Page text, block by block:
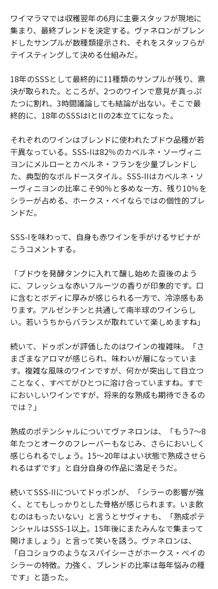
ワイマラマでは収穫翌年の6月に主要スタッフが現地に
集まり、最終ブレンドを決定する。ヴァネロンがブレン
ドしたサンプルが数種類提示され、それをスタッフらが
テイスティングして決める仕組みだ。
18年のSSSとして最終的に11種類のサンプルが残り、票
決が取られた。ところが、2つのワインで意見が真っぷ
たつに割れ、3時間議論しても結論が出ない。そこで最
終的に、18年のSSSはIとIIの2本立てになった。
それぞれのワインはブレンドに使われたブドウ品種が若
干異なっている。SSS-Iは82％のカベルネ・ソーヴィニ
ヨンにメルローとカベルネ・フランを少量ブレンドし
た、典型的なボルドースタイル。SSS-IIはカベルネ・ソ
ーヴィニヨンの比率こそ90％と多めな一方、残り10％を
シラーが占める、ホークス・ベイならではの個性的ブレ
ンドだ。
SSS-Iを味わって、自身も赤ワインを手がけるサビナが
こうコメントする。
「ブドウを発酵タンクに入れて醸し始めた直後のよう
に、フレッシュな赤いフルーツの香りが印象的です。口
に含むとボディに厚みが感じられる一方で、冷涼感もあ
ります。アルゼンチンと共通して南半球のワインらし
い。若いうちからバランスが取れていて楽しめますね」
続いて、ドゥポンが評価したのはワインの複雑味。「さ
まざまなアロマが感じられ、味わいが層になっていま
す。複雑な風味のワインですが、何かが突出して目立つ
ことなく、すべてがひとつに溶け合っていますね。すで
においしいワインですが、将来的な熟成も期待できるの
では？」
熟成のポテンシャルについてヴァネロンは、「もう7～8
年たつとオークのフレーバーもなじみ、さらにおいしく
感じられるでしょう。15～20年はよい状態で熟成させら
れるはずです」と自分自身の作品に満足そうだ。
続いてSSS-IIについてドゥポンが、「シラーの影響が強
く、とてもしっかりとした骨格が感じられます。いま飲
むのはもったいない」と言うとサヴィナも、「熟成ポテ
ンシャルはSSS-1以上。15年後にまたみんなで集まって
開けましょう」と言って笑いを誘う。ヴァネロンは、
「白コショウのようなスパイシーさがホークス・ベイの
シラーの特徴。力強く、ブレンドの比率は毎年悩みの種
です」と語った。